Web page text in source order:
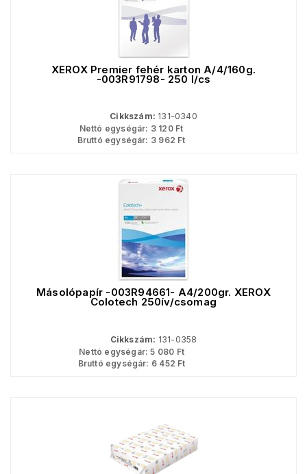
XEROX Premier fehér karton A/4/160g.
-003R91798- 250 l/cs
Cikkszám: 131-0340
Nettó egységár: 3 120Ft
Bruttó egységár: 3 962 Ft
Másolópapír -003R94661- A4/200gr. XEROX
Colotech 250ív/csomag
Cikkszám: 131-0358
Nettó egységár: 5 080 Ft
Bruttó egységár: 6 452 Ft